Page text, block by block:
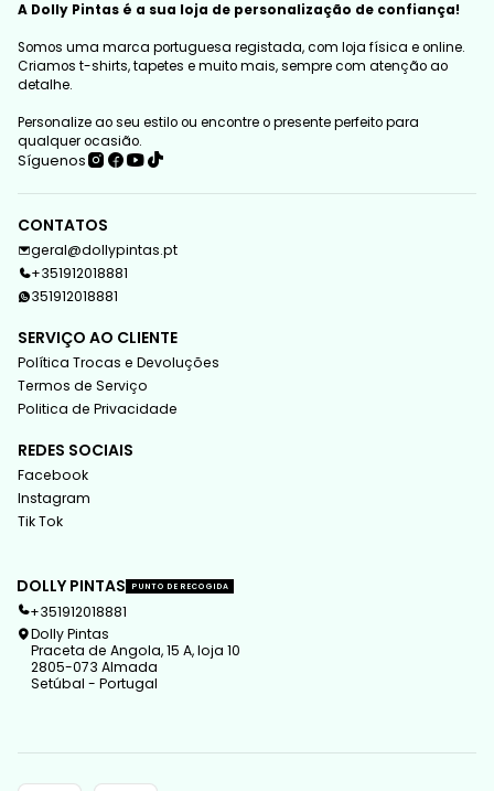
A Dolly Pintas é a sua loja de personalização de confiança!
Somos uma marca portuguesa registada, com loja física e online.
Criamos t-shirts, tapetes e muito mais, sempre com atenção ao
detalhe.
Personalize ao seu estilo ou encontre o presente perfeito para
qualquer ocasião.
Síguenos
CONTATOS
geral@dollypintas.pt
+351912018881
351912018881
SERVIÇO AO CLIENTE
Política Trocas e Devoluções
Termos de Serviço
Politica de Privacidade
REDES SOCIAIS
Facebook
Instagram
Tik Tok
DOLLY PINTAS PUNTO DE RECOGIDA
+351912018881
Dolly Pintas
Praceta de Angola, 15 A, loja 10
2805-073 Almada
Setúbal - Portugal